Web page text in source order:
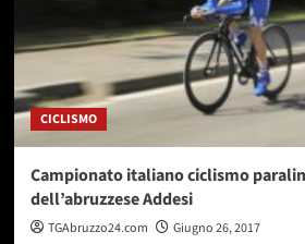
Febbo
“Vetrina
per
l’Abruzzo”
CICLISMO
Campionato italiano ciclismo
dell’abruzzese Addesi
TGAbruzzo24.com
Giugno 26, 2017